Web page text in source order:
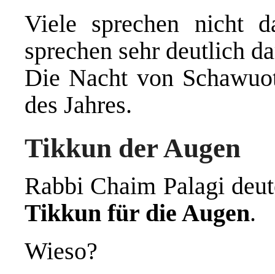
Viele sprechen nicht
sprechen sehr deutlich
Die Nacht von
des Jahres.
Tikkun der Augen
Rabbi Chaim Palagi
Tikkun für die Augen.
Wieso?